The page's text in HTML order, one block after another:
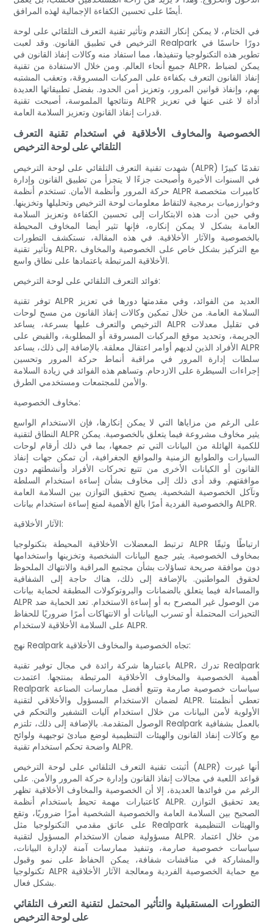
أيضًا على تحسين الكفاءة الإجمالية لهذه المرافق.
في الختام، لا يمكن إنكار التقدم وتأثير تقنية التعرف التلقائي على لوحة
الترخيص في تطبيق القانون. وقد لعبت Realpark دورًا حاسمًا في
تطوير هذه التكنولوجيا وتنفيذها، مما استفاد منه وكالات إنفاذ القانون في
جميع أنحاء العالم. ومن خلال الاستفادة من تقنية ALPR، يمكن لضباط
إنفاذ القانون التعرف بكفاءة على المركبات المسروقة، وتعقب المشتبه
بهم، وإنفاذ قوانين المرور، وتعزيز أمن الحدود. بفضل تطبيقاتها العديدة
ونتائجها الملموسة، أصبحت تقنية ALPR أداة لا غنى عنها في تعزيز
قدرات إنفاذ القانون وتعزيز السلامة العامة.
الخصوصية والمخاوف الأخلاقية في استخدام تقنية التعرف
التلقائي على لوحة الترخيص
شهدت تقنية التعرف التلقائي على لوحة الترخيص (ALPR) تقدمًا كبيرًا
في السنوات الأخيرة وأصبحت جزءًا لا يتجزأ من تطبيق القانون وإدارة
حركة المرور وأنظمة الأمان. تستخدم أنظمة ALPR كاميرات متخصصة
وخوارزميات برمجية لالتقاط معلومات لوحة الترخيص وتحليلها وتخزينها.
وفي حين أدت هذه الابتكارات إلى تحسين الكفاءة وتعزيز السلامة
العامة بشكل لا يمكن إنكاره، فإنها تثير أيضا المخاوف المحيطة
بالخصوصية والآثار الأخلاقية. في هذه المقالة، نستكشف التطورات
وتأثير تقنية ALPR، مع التركيز بشكل خاص على الخصوصية والمخاوف
الأخلاقية المرتبطة باعتمادها على نطاق واسع.
فوائد التعرف التلقائي على لوحة الترخيص:
توفر تقنية ALPR العديد من الفوائد، وفي مقدمتها دورها في تعزيز
السلامة العامة. من خلال تمكين وكالات إنفاذ القانون من مسح لوحات
الترخيص والتعرف عليها بسرعة، يساعد ALPR في تقليل معدلات
الجريمة، وتحديد موقع المركبات المسروقة أو المطلوبة، والقبض على
الأفراد الذين لديهم أوامر اعتقال معلقة. بالإضافة إلى ذلك، يساعد ALPR
سلطات إدارة المرور في مراقبة أنماط حركة المرور وتحسين
إجراءات السيطرة على الازدحام. وتساهم هذه الفوائد في زيادة السلامة
والأمن للمجتمعات ومستخدمي الطرق.
مخاوف الخصوصية:
على الرغم من مزاياها التي لا يمكن إنكارها، فإن الاستخدام الواسع
النطاق لتقنية ALPR يثير مخاوف مشروعة فيما يتعلق بالخصوصية. يمكن
للكمية الهائلة من البيانات التي تم جمعها، بما في ذلك أرقام لوحات
السيارات والطوابع الزمنية والمواقع الجغرافية، أن تمكن جهات إنفاذ
القانون أو الكيانات الأخرى من تتبع تحركات الأفراد وأنشطتهم دون
موافقتهم. وقد أدى ذلك إلى مخاوف بشأن إساءة استخدام السلطة
وتآكل الخصوصية الشخصية. يصبح تحقيق التوازن بين السلامة العامة
والخصوصية الفردية أمرًا بالغ الأهمية لمنع إساءة استخدام بيانات ALPR.
الآثار الأخلاقية:
ترتبط المعضلات الأخلاقية المحيطة بتكنولوجيا ALPR ارتباطًا وثيقًا
بمخاوف الخصوصية. يثير جمع البيانات الشخصية وتخزينها واستخدامها
دون موافقة صريحة تساؤلات بشأن مجتمع المراقبة والانتهاك الملحوظ
لحقوق المواطنين. بالإضافة إلى ذلك، هناك حاجة إلى الشفافية
والمساءلة فيما يتعلق بالضمانات والبروتوكولات المطبقة لحماية بيانات
ALPR من الوصول غير المصرح به أو إساءة الاستخدام. تعد الحماية ضد
التحيزات المحتملة أو تسرب البيانات أو الانتهاكات أمرًا ضروريًا للحفاظ
على السلامة الأخلاقية لاستخدام ALPR.
نهج Realpark تجاه الخصوصية والمخاوف الأخلاقية:
باعتبارها شركة رائدة في مجال توفير تقنية ALPR، تدرك Realpark
أهمية الخصوصية والمخاوف الأخلاقية المرتبطة بمنتجها. اعتمدت
Realpark سياسات خصوصية صارمة وتتبع أفضل ممارسات الصناعة
لضمان الاستخدام المسؤول والأخلاقي لتقنية ALPR. تعطي أنظمتنا
الأولوية لأمن البيانات من خلال استخدام آليات التشفير والتحكم في
الوصول المتقدمة. بالإضافة إلى ذلك، تلتزم Realpark بالعمل بشفافية
مع وكالات إنفاذ القانون والهيئات التنظيمية لوضع مبادئ توجيهية ولوائح
واضحة تحكم استخدام تقنية ALPR.
أثبتت تقنية التعرف التلقائي على لوحة الترخيص (ALPR) أنها غيرت
قواعد اللعبة في مجالات إنفاذ القانون وإدارة حركة المرور والأمن. على
الرغم من فوائدها العديدة، إلا أن الخصوصية والمخاوف الأخلاقية تظهر
كاعتبارات مهمة تحيط باستخدام أنظمة ALPR. يعد تحقيق التوازن
الصحيح بين السلامة العامة والخصوصية الشخصية أمرًا ضروريًا، وتقع
على عاتق مقدمي التكنولوجيا مثل Realpark والهيئات التنظيمية
مسؤولية ضمان الاستخدام المسؤول لتقنية ALPR. من خلال اعتماد
سياسات خصوصية صارمة، وتنفيذ ممارسات آمنة لإدارة البيانات،
والمشاركة في مناقشات شفافة، يمكن الحفاظ على نمو وقبول
تكنولوجيا ALPR مع حماية الخصوصية الفردية ومعالجة الآثار الأخلاقية
بشكل فعال.
التطورات المستقبلية والتأثير المحتمل لتقنية التعرف التلقائي
على لوحة الترخيص